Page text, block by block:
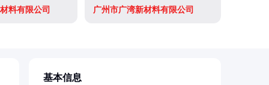
料有限公司 广州市广湾新材料有限公司
基本信息